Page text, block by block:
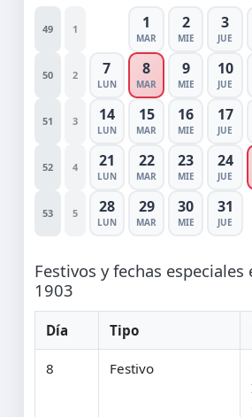
49 1 1
MAR
2
MIE
3
JUE
50 2 7
LUN
8
MAR
9
MIE
10
JUE
51 3 14
LUN
15
MAR
16
MIE
17
JUE
52 4 21
LUN
22
MAR
23
MIE
24
JUE
53 5 28
LUN
29
MAR
30
MIE
31
JUE
Festivos y fechas
1903
Día Tipo
8 Festivo